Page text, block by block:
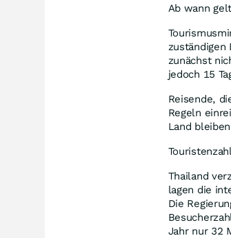
Ab wann
zuständigen
zunächst
jedoch 15
Reisende,
Regeln
Land
Thailand
lagen die
Die
Jahr nur 32